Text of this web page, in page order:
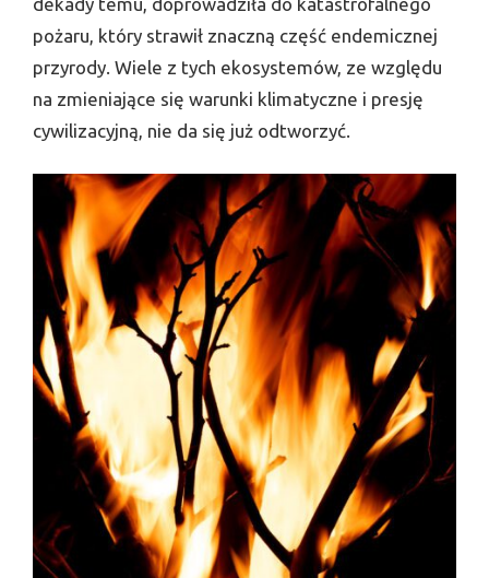
dekady temu, doprowadziła do katastrofalnego
pożaru, który strawił znaczną część endemicznej
przyrody. Wiele z tych ekosystemów, ze względu
na zmieniające się warunki klimatyczne i presję
cywilizacyjną, nie da się już odtworzyć.